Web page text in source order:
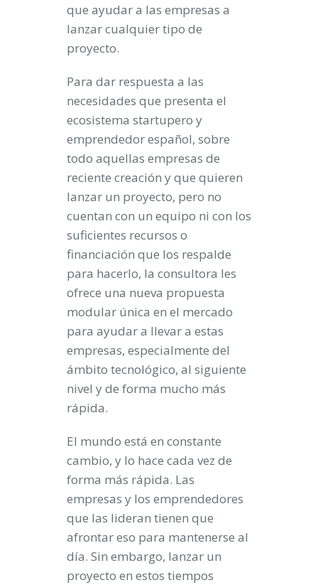
que ayudar a las empresas a
lanzar cualquier tipo de
proyecto.
Para dar respuesta a las
necesidades que presenta el
ecosistema startupero y
emprendedor español, sobre
todo aquellas empresas de
reciente creación y que quieren
lanzar un proyecto, pero no
cuentan con un equipo ni con los
suficientes recursos o
financiación que los respalde
para hacerlo, la consultora les
ofrece una nueva propuesta
modular única en el mercado
para ayudar a llevar a estas
empresas, especialmente del
ámbito tecnológico, al siguiente
nivel y de forma mucho más
rápida.
El mundo está en constante
cambio, y lo hace cada vez de
forma más rápida. Las
empresas y los emprendedores
que las lideran tienen que
afrontar eso para mantenerse al
día. Sin embargo, lanzar un
proyecto en estos tiempos